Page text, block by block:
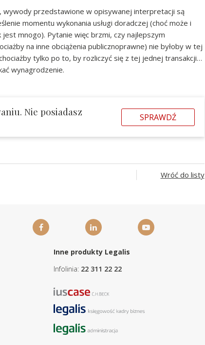
wywody przedstawione w opisywanej interpretacji są
momentu wykonania usługi doradczej (choć może i
mnogo). Pytanie więc brzmi, czy najlepszym
na inne obciążenia publicznoprawne) nie byłoby w tej
tylko po to, by rozliczyć się z tej jednej transakcji…
wynagrodzenie.
Nie posiadasz
SPRAWDŹ
Wróć do listy
Inne produkty Legalis
Infolinia: 22 311 22 22